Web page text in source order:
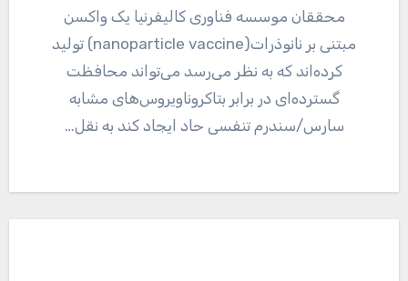
محققان موسسه فناوری کالیفرنیا یک واکسن
مبتنی بر نانوذرات(nanoparticle vaccine) تولید
کرده‌اند که به نظر می‌رسد می‌تواند محافظت
گسترده‌ای در برابر بتاکروناویروس‌های مشابه
سارس/سندرم تنفسی حاد ایجاد کند به نقل…